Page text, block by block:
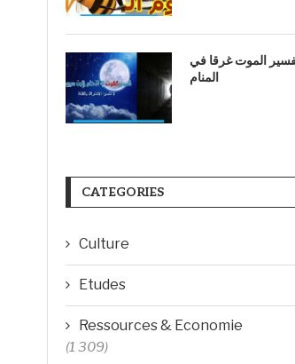
الموت غرقا في
المنام
CATEGORIES
Culture
Etudes
Ressources & Economie
(1 309)